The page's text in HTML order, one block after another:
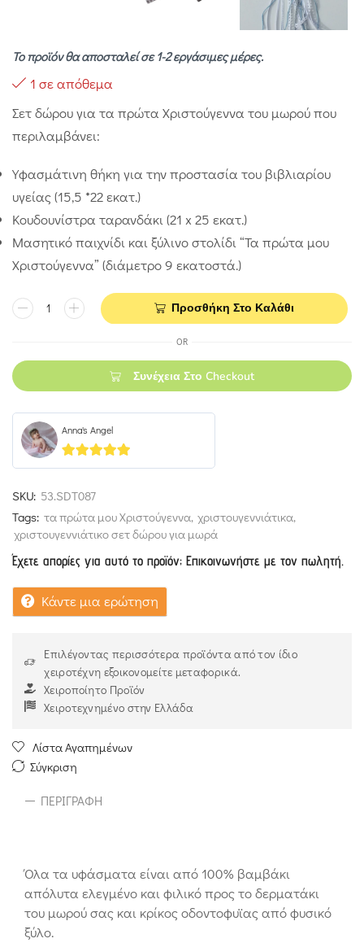
Το προϊόν θα αποσταλεί σε 1-2 εργάσιμες μέρες.
1 σε απόθεμα
Σετ δώρου για τα πρώτα Χριστούγεννα του μωρού που
περιλαμβάνει:
Υφασμάτινη θήκη για την προστασία του βιβλιαρίου
υγείας (15,5 *22 εκατ.)
Κουδουνίστρα ταρανδάκι (21 x 25 εκατ.)
Μασητικό παιχνίδι και ξύλινο στολίδι “Τα πρώτα μου
Χριστούγεννα” (διάμετρο 9 εκατοστά.)
Προσθήκη Στο Καλάθι
OR
Συνέχεια Στο Checkout
Anna's Angel
5out of 5
SKU: 53.SDT087
Tags: τα πρώτα μου Χριστούγεννα, χριστουγεννιάτικα,
χριστουγεννιάτικο σετ δώρου για μωρά
Έχετε απορίες για αυτό το προϊόν; Επικοινωνήστε με τον πωλητή.
Κάντε μια ερώτηση
Επιλέγοντας περισσότερα προϊόντα από τον ίδιο
χειροτέχνη εξοικονομείτε μεταφορικά.
Χειροποίητο Προϊόν
Χειροτεχνημένο στην Ελλάδα
Λίστα Αγαπημένων
Σύγκριση
ΠΕΡΙΓΡΑΦΉ
Όλα τα υφάσματα είναι από 100% βαμβάκι
απόλυτα ελεγμένο και φιλικό προς το δερματάκι
του μωρού σας και κρίκος οδοντοφυϊας από φυσικό
ξύλο.